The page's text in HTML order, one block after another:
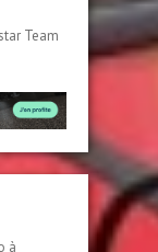
Team
à